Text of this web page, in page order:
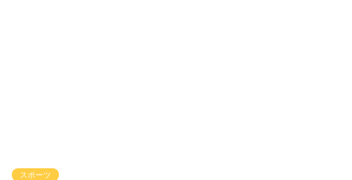
スポーツ